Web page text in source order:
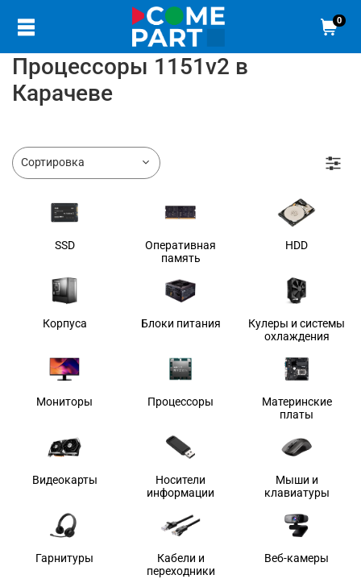
0
Процессоры 1151v2 в
Карачеве
SSD
Оперативная
память
HDD
Корпуса Блоки питания
Кулеры и системы
охлаждения
Мониторы Процессоры
Материнские
платы
Видеокарты
Носители
информации
Мыши и
клавиатуры
Гарнитуры
Кабели и
переходники
Веб-камеры